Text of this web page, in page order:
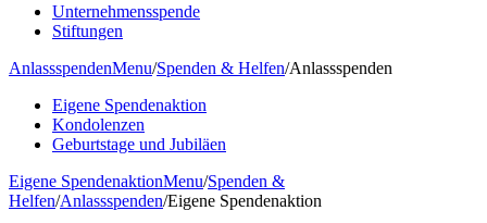
Unternehmensspende
Stiftungen
AnlassspendenMenu/Spenden & Helfen/Anlassspenden
Eigene Spendenaktion
Kondolenzen
Geburtstage und Jubiläen
Eigene SpendenaktionMenu/Spenden &
Helfen/Anlassspenden/Eigene Spendenaktion